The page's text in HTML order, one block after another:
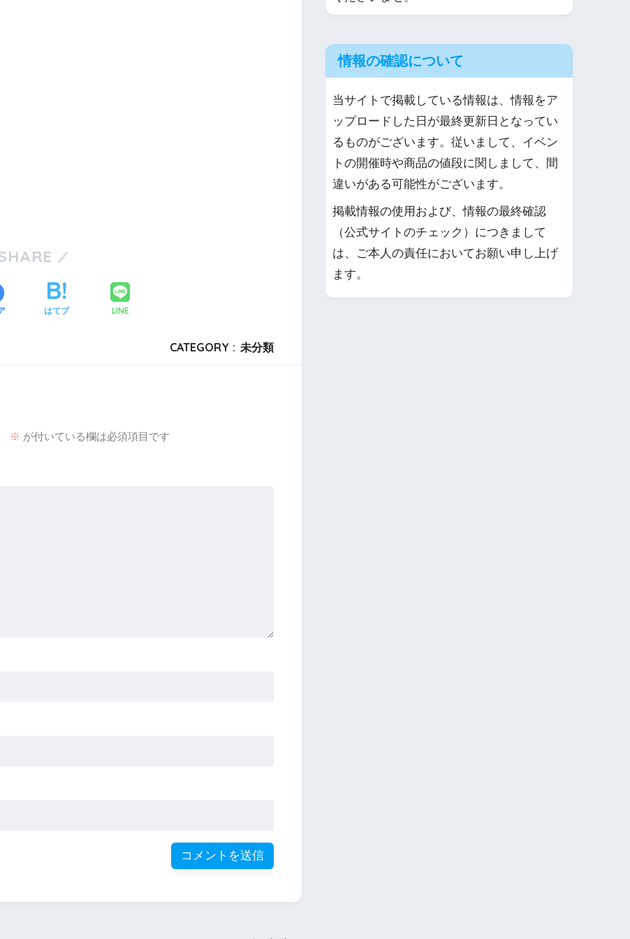
はてブ LINE
CATEGORY : 未分類
※ が付いている欄は必須項目です
情報の確認について
当サイトで掲載している情報は、情報をア
ップロードした日が最終更新日となってい
るものがございます。従いまして、イベン
トの開催時や商品の値段に関しまして、間
違いがある可能性がございます。
掲載情報の使用および、情報の最終確認
（公式サイトのチェック）につきまして
は、ご本人の責任においてお願い申し上げ
ます。